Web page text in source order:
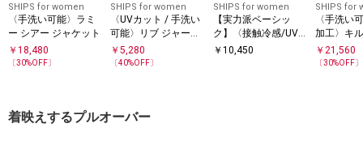
SHIPS for women
〈手洗い可能〉ラミ
ー シアー ジャケット
￥ 18,480
〔30%OFF〕
SHIPS for women
〈UVカット / 手洗い
可能〉リブ ジャージ
ー 2WAY ストレッチ
スカート
￥5,280
〔40%OFF〕
SHIPS for women
【実力派ベーシッ
ク】〈接触冷感/UV
カット〉マイクロ パ
￥ 10,450
SHIPS for
〈手洗い可能
加工〉キ
ベスト 付
ン パーカ
￥21,560
〔30%OFF〕
着映えするプルオーバー